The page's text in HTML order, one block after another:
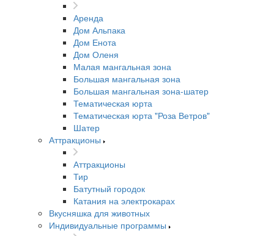
Аренда
Дом Альпака
Дом Енота
Дом Оленя
Малая мангальная зона
Большая мангальная зона
Большая мангальная зона-шатер
Тематическая юрта
Тематическая юрта "Роза Ветров"
Шатер
Аттракционы
Аттракционы
Тир
Батутный городок
Катания на электрокарах
Вкусняшка для животных
Индивидуальные программы